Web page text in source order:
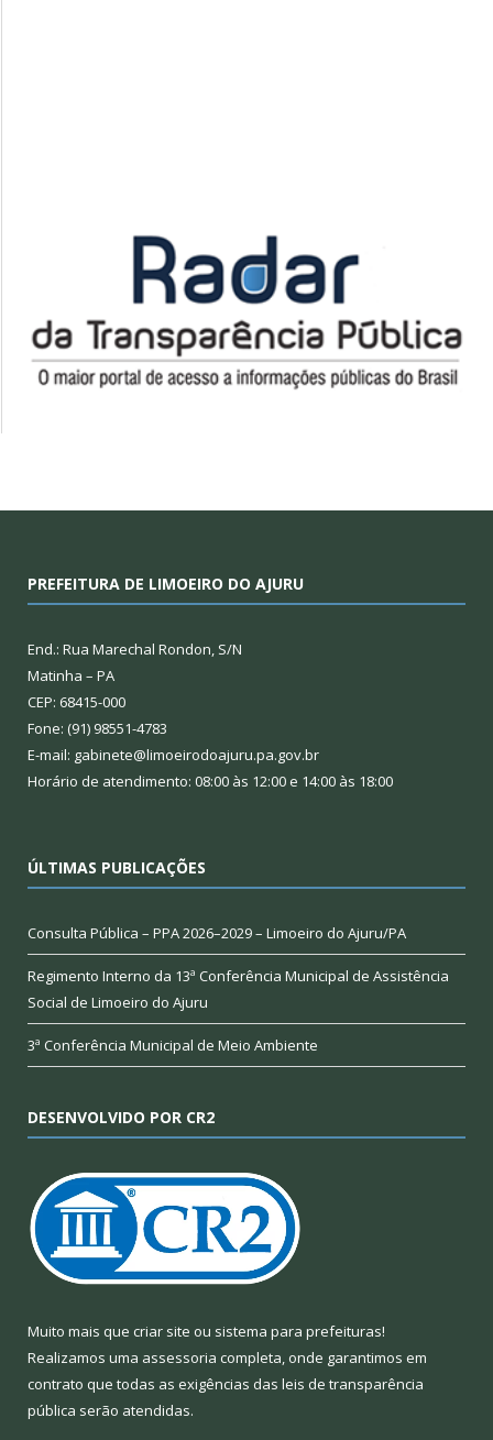
PREFEITURA DE LIMOEIRO DO AJURU
End.: Rua Marechal Rondon, S/N
Matinha – PA
CEP: 68415-000
Fone: (91) 98551-4783
E-mail: gabinete@limoeirodoajuru.pa.gov.br
Horário de atendimento: 08:00 às 12:00 e 14:00 às 18:00
ÚLTIMAS PUBLICAÇÕES
Consulta Pública – PPA 2026–2029 – Limoeiro do Ajuru/PA
Regimento Interno da 13ª Conferência Municipal de Assistência
Social de Limoeiro do Ajuru
3ª Conferência Municipal de Meio Ambiente
DESENVOLVIDO POR CR2
Muito mais que criar site ou sistema para prefeituras!
Realizamos uma assessoria completa, onde garantimos em
contrato que todas as exigências das leis de transparência
pública serão atendidas.